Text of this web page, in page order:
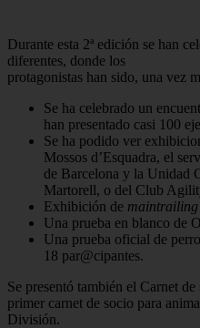
Durante esta 2ª edición se han
diferentes, donde los
protagonistas han sido, una vez
Se ha celebrado un
han presentado casi 100
Se ha podido ver
Mossos d’Esquadra, el
de Barcelona y la Unidad
Martorell, o del Club
Exhibición de maintrailing
Una prueba en blanco de
Una prueba oficial de
18 par@cipantes.
Se presentó también el Carnet
primer carnet de socio para
División.